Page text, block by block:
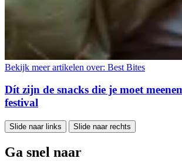
Bekijk meer artikelen over: Best Bites
Dít zijn de snacks die je moet
festival
Slide naar links Slide naar rechts
Ga snel naar